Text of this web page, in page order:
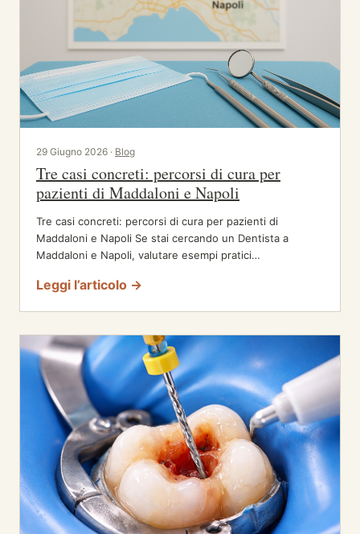
29 Giugno 2026 · Blog
Tre casi concreti: percorsi di cura per
pazienti di Maddaloni e Napoli
Tre casi concreti: percorsi di cura per pazienti di
Maddaloni e Napoli Se stai cercando un Dentista a
Maddaloni e Napoli, valutare esempi pratici…
Leggi l’articolo →